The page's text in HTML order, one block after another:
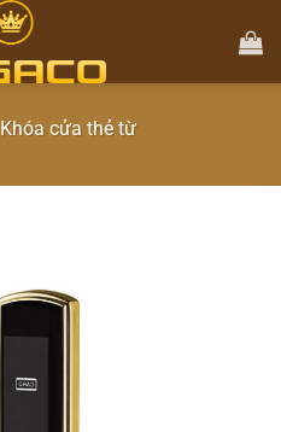
Khóa cửa thẻ từ